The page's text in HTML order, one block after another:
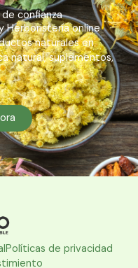
confianza
Herboristería online
naturales en
natural, suplementos,
Políticas de privacidad